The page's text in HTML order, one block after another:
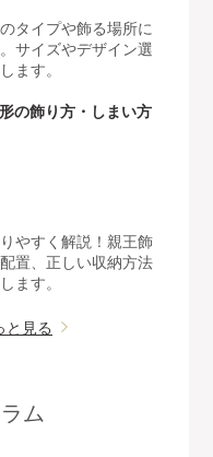
タイプや飾る場所に
サイズやデザイン選
ます。
の飾り方・しまい方
やすく解説！親王飾
置、正しい収納方法
ます。
と見る
ム